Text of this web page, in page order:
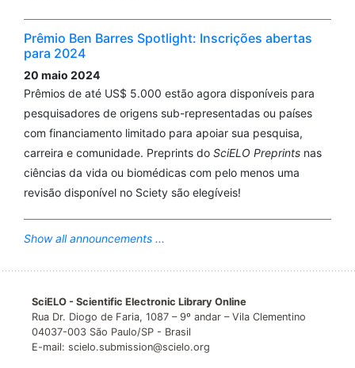
Prêmio Ben Barres Spotlight: Inscrições abertas
para 2024
20 maio 2024
Prêmios de até US$ 5.000 estão agora disponíveis para
pesquisadores de origens sub-representadas ou países
com financiamento limitado para apoiar sua pesquisa,
carreira e comunidade. Preprints do SciELO Preprints nas
ciências da vida ou biomédicas com pelo menos uma
revisão disponível no Sciety são elegíveis!
Show all announcements ...
SciELO - Scientific Electronic Library Online
Rua Dr. Diogo de Faria, 1087 – 9º andar – Vila Clementino
04037-003 São Paulo/SP - Brasil
E-mail: scielo.submission@scielo.org